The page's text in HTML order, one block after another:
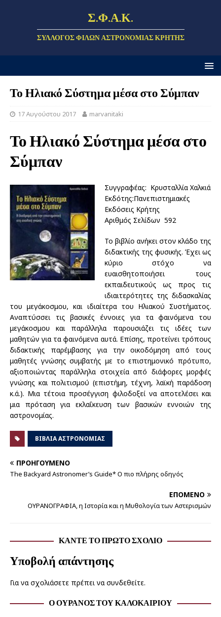
Σ.Φ.Α.Κ.
ΣΎΛΛΟΓΟΣ ΦΊΛΩΝ ΑΣΤΡΟΝΟΜΊΑΣ ΚΡΉΤΗΣ
Το Ηλιακό Σύστημα μέσα στο Σύμπαν
17 Αυγούστου 2017 marvanitaki
Το Ηλιακό Σύστημα μέσα στο
Σύμπαν
Συγγραφέας: Κρυσταλλία Χαλκιά
Εκδότης:Πανεπιστημιακές
Εκδόσεις Κρήτης
Αριθμός Σελίδων 592
Το βιβλίο ανήκει στον κλάδο της
διδακτικής της φυσικής. Έχει ως
κύριο στόχο να
ευαισθητοποιήσει τους
εκπαιδευτικούς ως προς τις
ιδιαιτερότητες της διδασκαλίας
του μεγάκοσμου, και ιδιαίτερα του Ηλιακού Συστήματος.
Αναπτύσσει τις βασικές έννοιες για τα φαινόμενα του
μεγάκοσμου και παράλληλα παρουσιάζει τις ιδέες των
μαθητών για τα φαινόμενα αυτά. Επίσης, προτείνει τρόπους
διδακτικής παρέμβασης για την οικοδόμηση από τους
μαθητές γνώσης συμβατής με το επιστημονικό πρότυπο,
αξιοποιώντας παράλληλα στοιχεία από διάφορες μορφές
γνώσης και πολιτισμού (επιστήμη, τέχνη, λαϊκή παράδοση
κ.ά.). Μια τέτοια προσέγγιση φιλοδοξεί να αποτελέσει και
μια πρόταση για εκλαΐκευση των βασικών εννοιών της
αστρονομίας.
ΒΙΒΛΊΑ ΑΣΤΡΟΝΟΜΊΑΣ
ΠΡΟΗΓΟΎΜΕΝΟ
The Backyard Astronomer’s Guide* Ο πιο πλήρης οδηγός
ΕΠΌΜΕΝΟ
ΟΥΡΑΝΟΓΡΑΦΙΑ, η Ιστορία και η Μυθολογία των Αστερισμών
ΚΆΝΤΕ ΤΟ ΠΡΏΤΟ ΣΧΌΛΙΟ
Υποβολή απάντησης
Για να σχολιάσετε πρέπει να συνδεθείτε.
Ο ΟΥΡΑΝΌΣ ΤΟΥ ΚΑΛΟΚΑΙΡΙΟΎ